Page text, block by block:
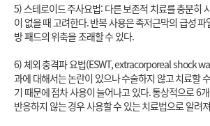
5) 스테로이드 주사요법: 다른 보존적 치료를 충분히
이 없을 때 고려한다. 반복 사용은 족저근막의 급성 파
방 패드의 위축을 초래할 수 있다.
6) 체외 충격파 요법(ESWT, extracorporeal shock
과에 대해서는 논란이 있으나 수술하지 않고 치료할
기 때문에 점차 사용이 늘어나고 있다. 통상적으로 6
반응하지 않는 경우 사용할 수 있는 치료법으로 알려